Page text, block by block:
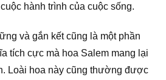
hành trình của cuộc sống.
và gắn kết cũng là một phần
tích cực mà hoa Salem mang lại
Loài hoa này cũng thường được